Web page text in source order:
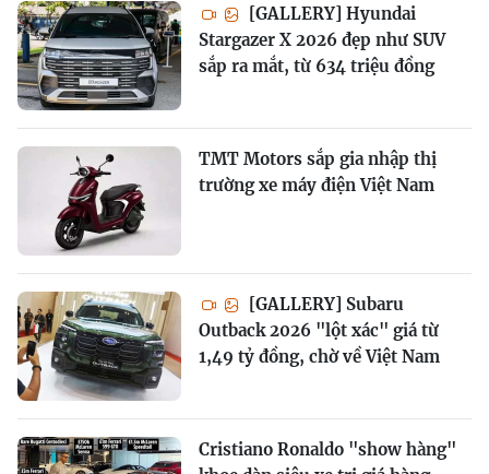
[GALLERY] Hyundai
Stargazer X 2026 đẹp như SUV
sắp ra mắt, từ 634 triệu đồng
TMT Motors sắp gia nhập thị
trường xe máy điện Việt Nam
[GALLERY] Subaru
Outback 2026 "lột xác" giá từ
1,49 tỷ đồng, chờ về Việt Nam
Cristiano Ronaldo "show hàng"